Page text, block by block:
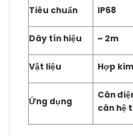
Tiêu chuẩn IP68
Dây tín hiệu ~ 2m
Vật liệu Hợp
Ứng dụng
Cân
cân hệ